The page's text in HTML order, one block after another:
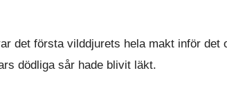
det första vilddjurets hela makt inför
dödliga sår hade blivit läkt.